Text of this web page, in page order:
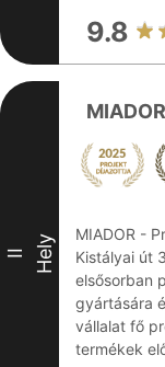
9.8
II Hely
MIADOR -
Kistályai út
elsősorban
gyártására
vállalat fő
termékek